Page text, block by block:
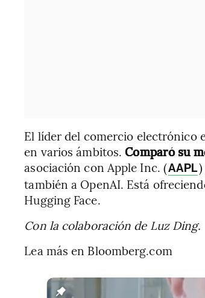
El líder del comercio electrónico
en varios ámbitos.Comparó su
asociación con Apple Inc. (AAPL
también a OpenAI. Está
Hugging Face.
Con la colaboración de Luz Ding.
Lea más en Bloomberg.com